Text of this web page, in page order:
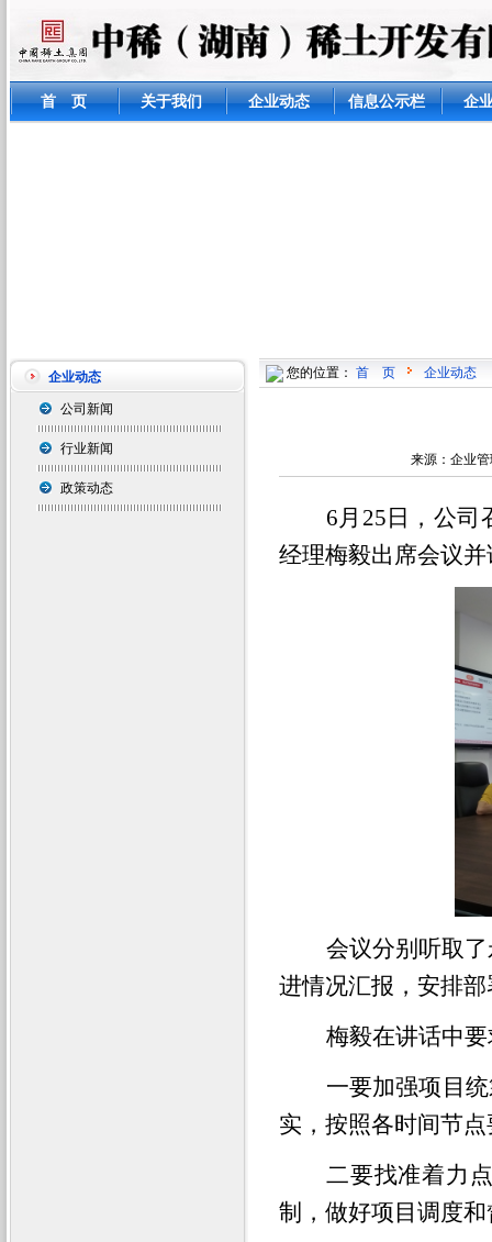
首 页 关于我们 企业动态 信息公示栏 企
企业动态
公司新闻
行业新闻
政策动态
您的位置： 首 页 企业动态
来源：企业
6月25日，公司
经理梅毅出席会议
会议分别听取
进情况汇报，安排
梅毅在讲话中
一要加强项目
实，按照各时间节
二要找准着力
制，做好项目调度